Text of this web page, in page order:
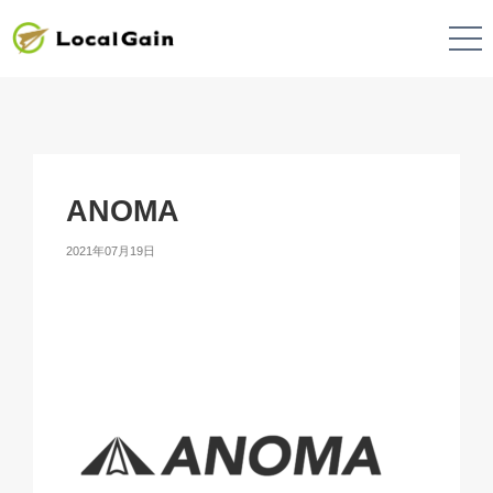
ANOMA
2021年07月19日